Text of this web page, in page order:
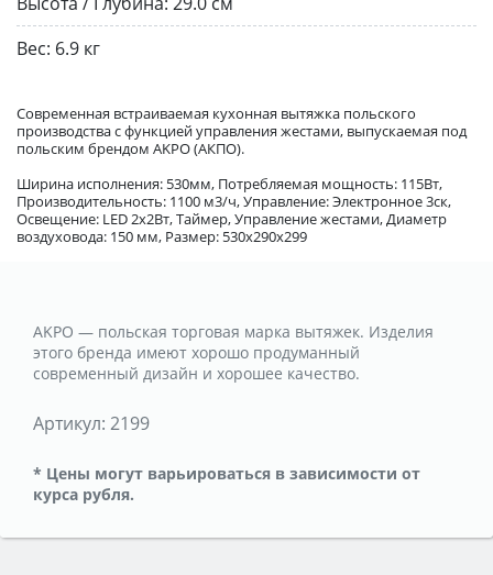
Вес: 6.9 кг
Современная встраиваемая кухонная вытяжка польского
производства c функцией управления жестами, выпускаемая под
польским брендом AKPO (АКПО).
Ширина исполнения: 530мм, Потребляемая мощность: 115Вт,
Производительность: 1100 м3/ч, Управление: Электронное 3ск,
Освещение: LED 2х2Вт, Таймер, Управление жестами, Диаметр
воздуховода: 150 мм, Размер: 530х290х299
AKPO — польская торговая марка вытяжек. Изделия
этого бренда имеют хорошо продуманный
современный дизайн и хорошее качество.
Артикул: 2199
* Цены могут варьироваться в зависимости от
курса рубля.